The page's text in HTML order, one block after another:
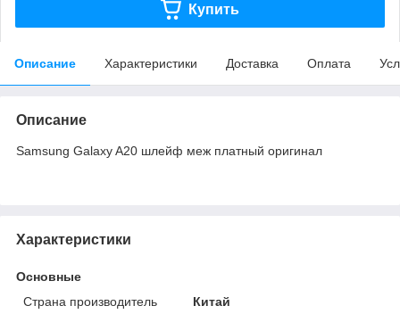
Купить
Описание Характеристики Доставка Оплата
Описание
Samsung Galaxy A20 шлейф меж платный оригинал
Характеристики
Основные
Страна производитель
Китай